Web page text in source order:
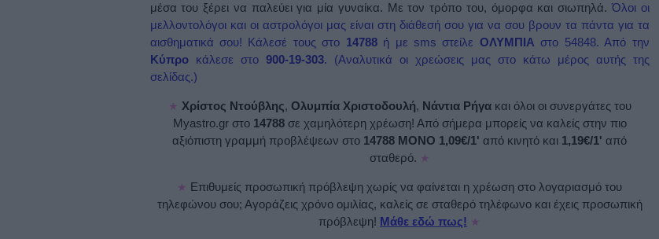
μέσα του ξέρει να παλεύει για μία γυναίκα. Με τον τρόπο του, όμορφα και σιωπηλά.Όλοι οι
μελλοντολόγοι και οι αστρολόγοι μας είναι στη διάθεσή σου για να σου βρουν τα πάντα για τα
αισθηματικά σου! Κάλεσέ τους στο 14788 ή με sms στείλε ΟΛΥΜΠΙΑ στο 54848. Από την
Κύπρο κάλεσε στο900-19-303.
(Aναλυτικά οι χρεώσεις μας στο κάτω μέρος αυτής της
σελίδας.)
★ Χρίστος Ντούβλης, Ολυμπία Χριστοδουλή, Νάντια Ρήγακαι όλοι οι συνεργάτες του
Myastro.gr στο 14788 σε χαμηλότερη χρέωση! Από σήμερα μπορείς να καλείς στην πιο
αξιόπιστη γραμμή προβλέψεων στο 14788 ΜΟΝΟ 1,09€/1' από κινητό και 1,19€/1' από
σταθερό. ★
★ Επιθυμείς προσωπική πρόβλεψη χωρίς να φαίνεται η χρέωση στο λογαριασμό του
τηλεφώνου σου; Αγοράζεις χρόνο ομιλίας, καλείς σε σταθερό τηλέφωνο και έχεις προσωπική
πρόβλεψη! Μάθε εδώ πως! ★